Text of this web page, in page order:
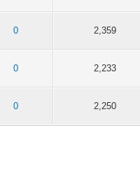
0 2,359
0 2,233
0 2,250